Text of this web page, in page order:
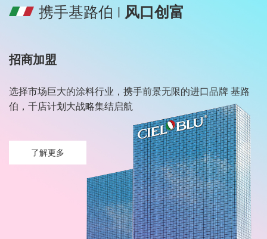
携手基路伯 ∣ 风口创富
招商加盟
选择市场巨大的涂料行业，携手前景无限的进口品牌 基路
伯，千店计划大战略集结启航
了解更多